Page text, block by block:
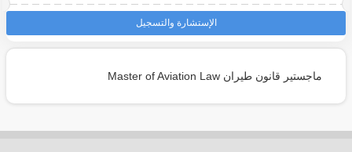
الإستشارة والتسجيل
ماجستير قانون طيران Master of Aviation Law